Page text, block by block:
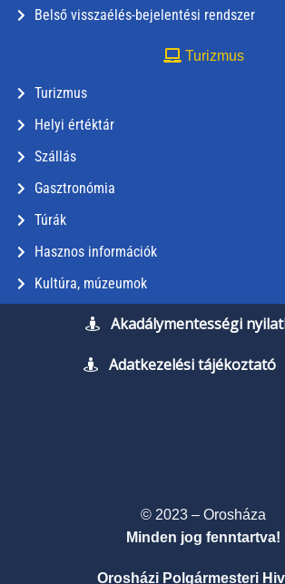
Belső visszaélés-bejelentési rendszer
Turizmus
Turizmus
Helyi értéktár
Szállás
Gasztronómia
Túrák
Hasznos információk
Kultúra, múzeumok
Akadálymentességi
Adatkezelési tájékoztató
© 2023 – Orosháza
Minden jog fenntartva!
Orosházi Polgármesteri